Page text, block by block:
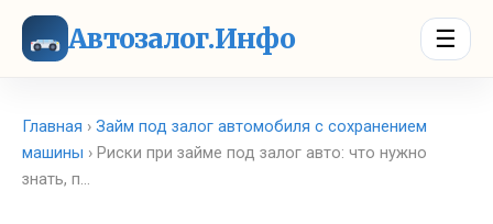
Автозалог.Инфо ☰
Главная › Займ под залог автомобиля с сохранением
машины › Риски при займе под залог авто: что нужно
знать, п…